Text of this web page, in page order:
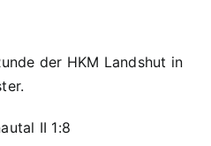
der HKM Landshut in
II 1:8